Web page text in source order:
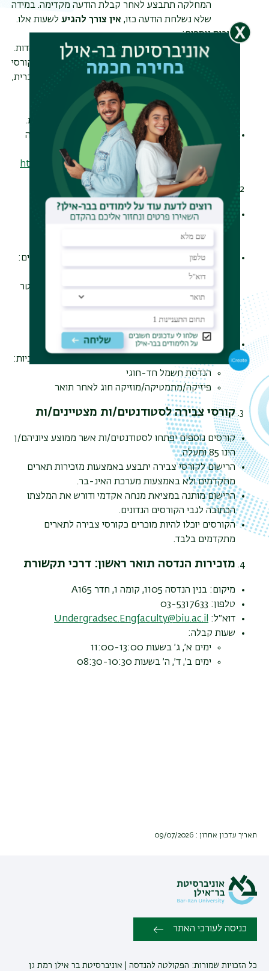
המחלקה תתבצע לאחר קבלת הודעה מקדימה. במידה
שלא נשלחת הודעה כזו, אין צורך להגיע לשעות אלו.
חובות נוספים:
במהלך התואר נדרש ללמוד מספר קורסי יסוד ביהדות.
סטודנטים/ות אשר להם/ן חובות נוספים מעבר לקורסי
היסוד ביהדות, כגון קורס באנגלית ו/או בהבעה עברית,
נדרשים/ות לסיימם עד סוף שנה ב'.
המלצתנו היא ללמוד שני קורסים בשנה מהחובות
הנוספים על מנת לסיים את התואר בצורה מיטבית.
בטרם ביצוע הרישום יש לקרוא בעיון את תקנון הפקולטה
להנדסה. הקישור לתקנון מופיע באתר
הפקולטה:
https://engineering.biu.ac.il/node/3002
תוכניות הלימודים
פירוט מלא של תוכניות הלימודים הנלמדות בפקולטה
לגבי כל אחת מתוכניות הלימודים מופיעים הפרטים הבאים:
פירוט מלא של רשימת הקורסים המוצעים
פירוט קורסי החובה/בחירה שיש ללמוד בכל סמסטר
הנחיות לבחירת מסלולי/שרשראות התמחות
סך הנ״ז שיש להשלים בתוכנית הלימודים על מנת
לעמוד בתנאי הזכאות לתואר
בתוכניות הלימודים המשולבות לתואר בהנדסת חשמל
(במתכונת של ״חוג לאחר תואר״) יש להירשם לשתי תוכניות:
הנדסת חשמל חד-חוגי
פיזיקה/מתמטיקה/מוזיקה חוג לאחר תואר
קורסי צבירה לסטודנטים/ות מצטיינים/ות
קורסים נוספים יפתחו לסטודנטים/ות אשר ממוצע ציוניהם/ן
הינו 85 ומעלה.
הרישום לקורסי צבירה יתבצע באמצעות מזכירות תארים
מתקדמים ולא באמצעות מערכת האינ-בר.
הרישום מותנה במציאת מנחה אקדמי ודורש את המלצתו
הכתובה לגבי הקורסים הנדונים.
הקורסים יוכלו להיות מוכרים כקורסי צבירה לתארים
מתקדמים בלבד.
מזכירות הנדסה תואר ראשון: דרכי תקשורת
מיקום: בנין הנדסה 1105, קומה 1, חדר
A165
טלפון: 03-5317633
דוא״ל:
Undergradsec.Engfaculty@biu.ac.il
שעות קבלה:
ימים א׳, ג׳ בשעות 11:00-13:00
ימים ב׳, ד׳, ה׳ בשעות 08:30-10:30
תאריך עדכון אחרון : 09/07/2026
כניסה לעורכי האתר
כל הזכויות שמורות: הפקולטה להנדסה | אוניברסיטת בר אילן רמת גן